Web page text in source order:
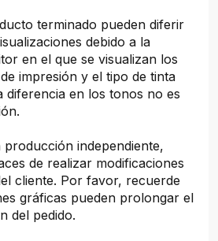
terminado pueden diferir
debido a la
en el que se visualizan los
impresión y el tipo de tinta
diferencia en los tonos no es
producción independiente,
de realizar modificaciones
cliente. Por favor, recuerde
gráficas pueden prolongar el
del pedido.